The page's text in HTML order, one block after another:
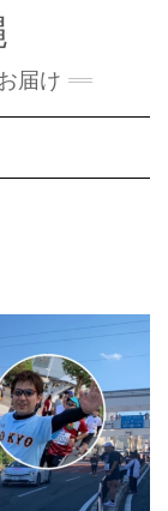
届け